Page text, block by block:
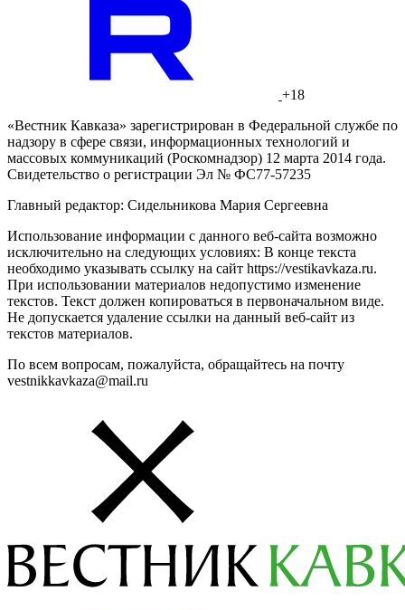
+18
«Вестник Кавказа» зарегистрирован в Федеральной службе по
надзору в сфере связи, информационных технологий и
массовых коммуникаций (Роскомнадзор) 12 марта 2014 года.
Свидетельство о регистрации Эл № ФС77-57235
Главный редактор: Сидельникова Мария Сергеевна
Использование информации с данного веб-сайта возможно
исключительно на следующих условиях: В конце текста
необходимо указывать ссылку на сайт https://vestikavkaza.ru.
При использовании материалов недопустимо изменение
текстов. Текст должен копироваться в первоначальном виде.
Не допускается удаление ссылки на данный веб-сайт из
текстов материалов.
По всем вопросам, пожалуйста, обращайтесь на почту
vestnikkavkaza@mail.ru